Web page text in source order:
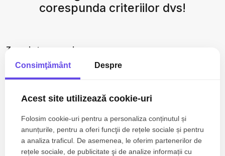
corespunda criteriilor dvs!
Zone de top case de vanzare
Case de vanzare in Cluj-Napoca Centru
Case de vanzare in Cluj-Napoca Europa
Case de vanzare in Cluj-Napoca Nord-Est
Numar de camere case de vanzare
Vezi mai mult
Consimţământ Despre
Acest site utilizează cookie-uri
Folosim cookie-uri pentru a personaliza conținutul și
anunțurile, pentru a oferi funcţii de rețele sociale și pentru
a analiza traficul. De asemenea, le oferim partenerilor de
rețele sociale, de publicitate şi de analize informații cu